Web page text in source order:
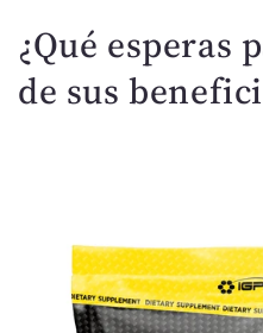
d
o
d
¿Qué esperas
de sus